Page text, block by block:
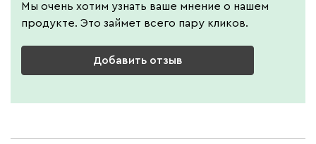
Мы очень хотим узнать ваше мнение о нашем
продукте. Это займет всего пару кликов.
Добавить отзыв